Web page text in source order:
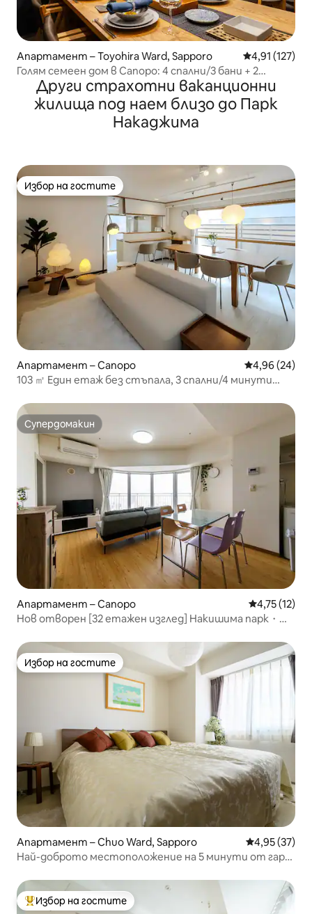
Апартамент – Toyohira Ward, Sapporo Средна
4,91 (127)
Голям семеен дом в Сапоро: 4 спални/3 бани + 2
безплатни паркоместа
Други страхотни ваканционни
жилища под наем близо до Парк
Накаджима
Избор на гостите
Избор на гостите
Апартамент – Сапоро Средна
4,96 (24)
103 ㎡ Един етаж без стъпала, 3 спални/4 минути
три поколения и бебета
Супердомакин
Супердомакин
Апартамент – Сапоро Средна
4,75 (12)
Нов отворен [32 етажен изглед] Накишима парк・
гарата*Максимум 5 души*Wi-fi
Избор на гостите
Избор на гостите
Апартамент – Chuo Ward, Sapporo Средна
4,95 (37)
Най-доброто местоположение на 5 минути от гара
удобно спане на матрак Simmons/На пешеходно
разстояние от Сусуки!/Под лекарско наблюдение
Най-популярен избор на гостите
Избор на гостите